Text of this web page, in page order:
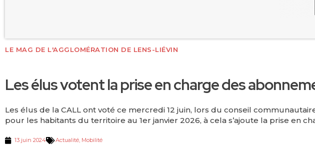
LE MAG DE L'AGGLOMÉRATION DE LENS-LIÉVIN
Les élus votent la prise en charge des
Les élus de la CALL ont voté ce mercredi 12 juin, lors du conseil
pour les habitants du territoire au 1er janvier 2026, à cela s’ajoute la prise en
13 juin 2024 Actualité, Mobilité